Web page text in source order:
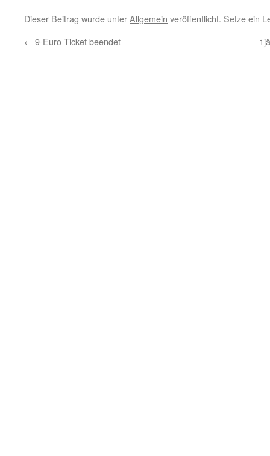
Dieser Beitrag wurde unterAllgemein veröffentlicht. Setze ein
← 9-Euro Ticket beendet